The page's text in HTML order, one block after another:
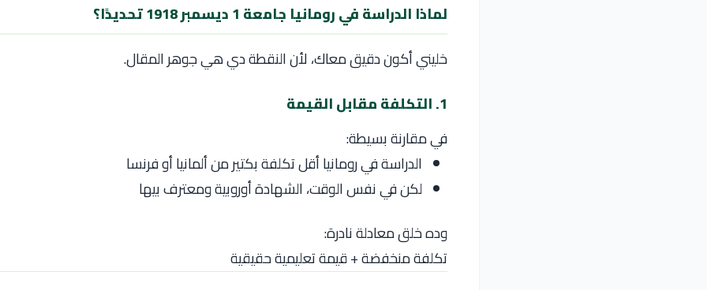
لماذا الدراسة في رومانيا جامعة 1 ديسمبر 1918 تحديدًا؟
خليني أكون دقيق معاك، لأن النقطة دي هي جوهر المقال.
1. التكلفة مقابل القيمة
في مقارنة بسيطة:
الدراسة فيرومانياأقل تكلفة بكتير من ألمانيا أو فرنسا
لكن في نفس الوقت، الشهادة أوروبية ومعترف بيها
وده خلق معادلة نادرة:
تكلفة منخفضة + قيمة تعليمية حقيقية